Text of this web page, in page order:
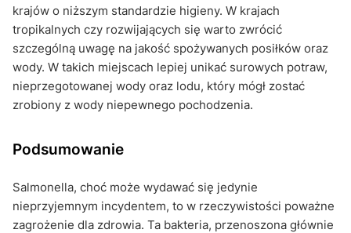
krajów o niższym standardzie higieny. W krajach
tropikalnych czy rozwijających się warto zwrócić
szczególną uwagę na jakość spożywanych posiłków oraz
wody. W takich miejscach lepiej unikać surowych potraw,
nieprzegotowanej wody oraz lodu, który mógł zostać
zrobiony z wody niepewnego pochodzenia.
Podsumowanie
Salmonella, choć może wydawać się jedynie
nieprzyjemnym incydentem, to w rzeczywistości poważne
zagrożenie dla zdrowia. Ta bakteria, przenoszona głównie